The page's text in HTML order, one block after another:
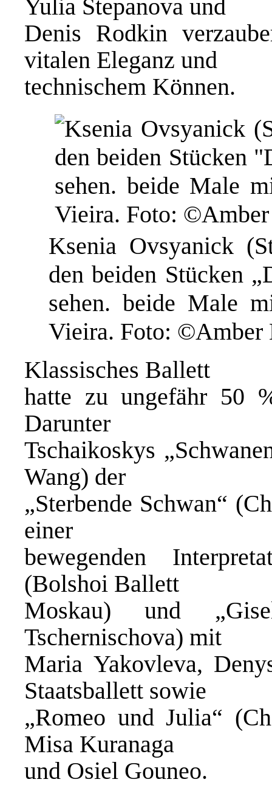
Yulia Stepanova und
Denis Rodkin
vitalen Eleganz und
technischem Können.
Ksenia Ovsyanick
den beiden Stücken
sehen. beide Male
Vieira. Foto: ©Amber
Klassisches Ballett
hatte zu ungefähr 50
Darunter
Tschaikoskys
Wang) der
„Sterbende Schwan“
einer
bewegenden
(Bolshoi Ballett
Moskau) und
Tschernischova) mit
Maria Yakovleva,
Staatsballett sowie
„Romeo und Julia“
Misa Kuranaga
und Osiel Gouneo.